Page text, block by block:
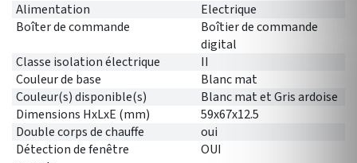
Alimentation
Electrique
Boîter de commande
Boîtier de commande
digital
Classe isolation électrique
II
Couleur de base
Blanc mat
Couleur(s) disponible(s)
Blanc mat et Gris ardoise
Dimensions HxLxE (mm)
59x67x12.5
Double corps de chauffe
oui
Détection de fenêtre
OUI